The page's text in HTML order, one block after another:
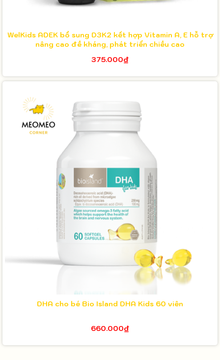
WelKids ADEK bổ sung D3K2 kết hợp Vitamin A, E hỗ trợ
nâng cao đề kháng, phát triển chiều cao
375.000₫
DHA cho bé Bio Island DHA Kids 60 viên
660.000₫